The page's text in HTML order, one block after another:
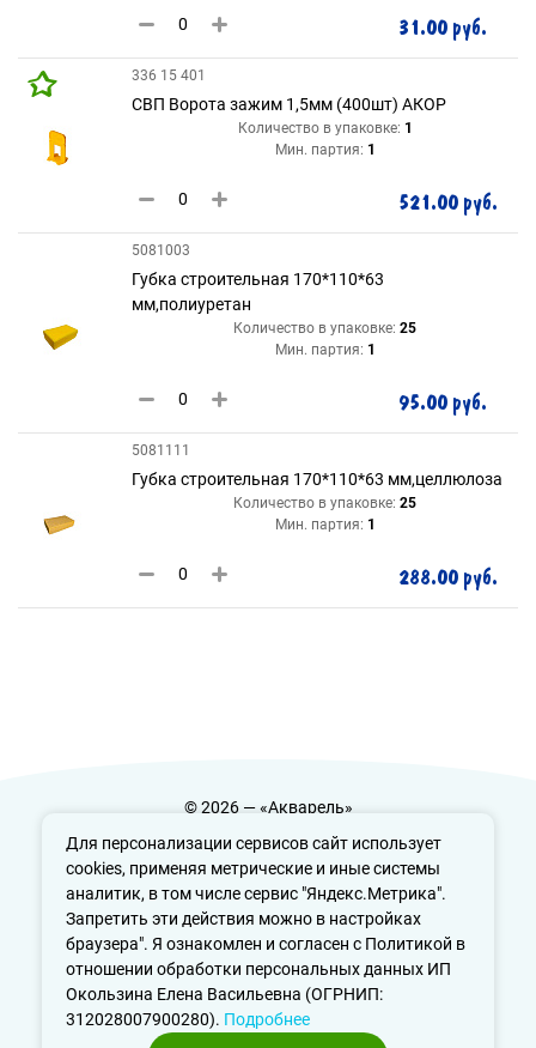
Для персонализации сервисов сайт использует
cookies, применяя метрические и иные системы
аналитик, в том числе сервис "Яндекс.Метрика".
Запретить эти действия можно в настройках
браузера". Я ознакомлен и согласен с Политикой в
отношении обработки персональных данных ИП
Окользина Елена Васильевна (ОГРНИП:
312028007900280). Подробнее
31.00 руб.
336 15 401
СВП Ворота зажим 1,5мм (400шт) АКОР
Количество в упаковке: 1
Мин. партия: 1
521.00 руб.
5081003
Губка строительная 170*110*63
мм,полиуретан
Количество в упаковке: 25
Мин. партия: 1
95.00 руб.
5081111
Губка строительная 170*110*63 мм,целлюлоза
Количество в упаковке: 25
Мин. партия: 1
288.00 руб.
© 2026 — «Акварель»
Политика конфиденциальности